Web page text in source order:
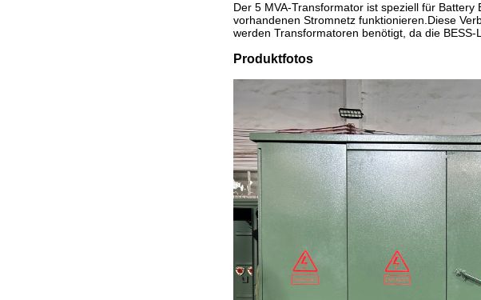
Der 5 MVA-Transformator ist speziell für
vorhandenen Stromnetz funktionieren.Diese
werden Transformatoren benötigt, da die
Produktfotos